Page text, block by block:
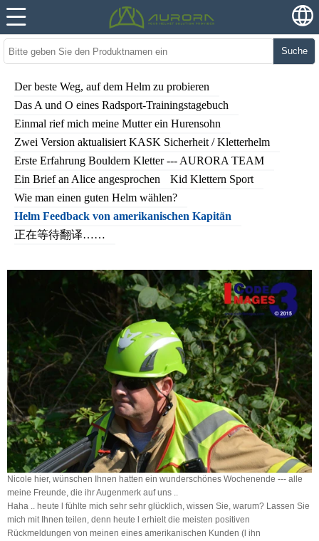
Suche
Der beste Weg, auf dem Helm zu probieren
Das A und O eines Radsport-Trainingstagebuch
Einmal rief mich meine Mutter ein Hurensohn
Zwei Version aktualisiert KASK Sicherheit / Kletterhelm
Erste Erfahrung Bouldern Kletter --- AURORA TEAM
Ein Brief an Alice angesprochen
Kid Klettern Sport
Wie man einen guten Helm wählen?
Helm Feedback von amerikanischen Kapitän
正在等待翻译……
Nicole hier, wünschen Ihnen hatten ein wunderschönes Wochenende --- alle
meine Freunde, die ihr Augenmerk auf uns ..
Haha .. heute l fühlte mich sehr sehr glücklich, wissen Sie, warum? Lassen Sie
mich mit Ihnen teilen, denn heute l erhielt die meisten positiven
Rückmeldungen von meinen eines amerikanischen Kunden (l ihn